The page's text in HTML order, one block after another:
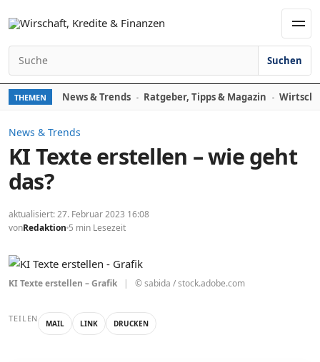
Suchen nach:
Suchen
THEMEN News & Trends Ratgeber, Tipps & Magazin
News & Trends
KI Texte erstellen – wie geht
das?
aktualisiert: 27. Februar 2023 16:08
vonRedaktion 5 min Lesezeit
KI Texte erstellen – Grafik | © sabida / stock.adobe.com
TEILEN MAIL LINK DRUCKEN